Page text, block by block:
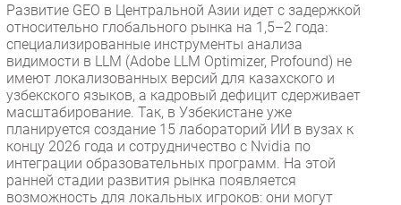
Развитие GEO в Центральной Азии идет с задержкой
относительно глобального рынка на 1,5–2 года:
специализированные инструменты анализа
видимости в LLM (Adobe LLM Optimizer, Profound) не
имеют локализованных версий для казахского и
узбекского языков, а кадровый дефицит сдерживает
масштабирование. Так, в Узбекистане уже
планируется создание 15 лабораторий ИИ в вузах к
концу 2026 года и сотрудничество с Nvidia по
интеграции образовательных программ. На этой
ранней стадии развития рынка появляется
возможность для локальных игроков: они могут